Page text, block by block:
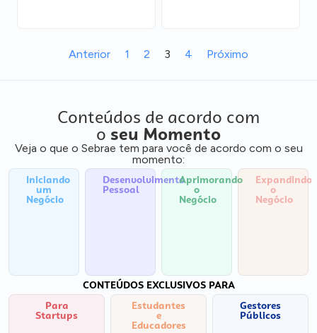
Anterior 1 2 3 4 Próximo
Conteúdos de acordo com
o seu Momento
Veja o que o Sebrae tem para você de acordo com o seu
momento:
Iniciando
um
Negócio
Desenvolvimento
Pessoal
Aprimorando
o
Negócio
Expandindo
o
Negócio
CONTEÚDOS EXCLUSIVOS PARA
Para
Startups
Estudantes
e
Educadores
Gestores
Públicos